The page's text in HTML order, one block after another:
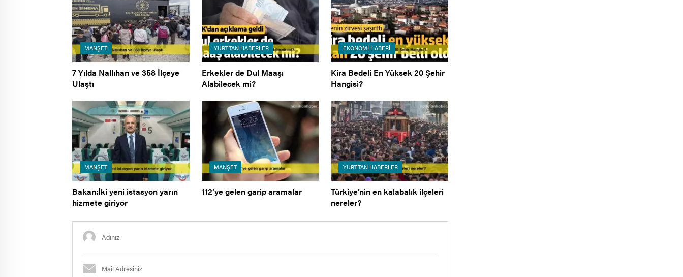
MANŞET
7 Yılda Nallıhan ve 358 İlçeye
Ulaştı
YURTTAN HABERLER
Erkekler de Dul Maaşı
Alabilecek mi?
EKONOMI HABERI
Kira Bedeli En Yüksek 20 Şehir
Hangisi?
MANŞET
Bakan:İki yeni istasyon yarın
hizmete giriyor
MANŞET
112’ye gelen garip aramalar
YURTTAN HABERLER
Türkiye’nin en kalabalık ilçeleri
nereler?